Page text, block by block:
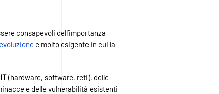
consapevoli dell’importanza
e molto esigente in cui la
(hardware, software, reti), delle
e delle vulnerabilità esistenti